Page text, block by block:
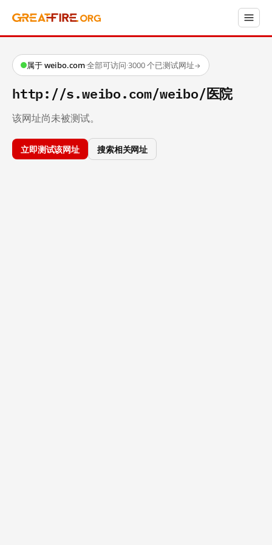
属于 weibo.com·全部可访问·3000 个已测试网址→
http://s.weibo.com/weibo/医院
该网址尚未被测试。
立即测试该网址 搜索相关网址